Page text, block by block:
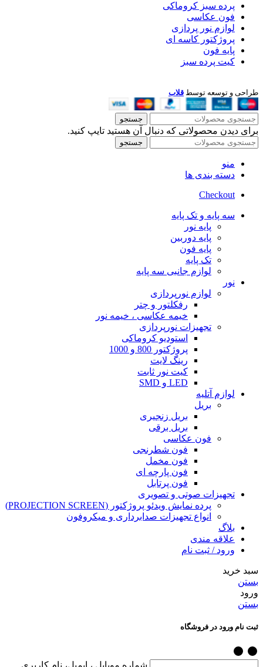
پرده سبز کروماکی
فون عکاسی
لوازم نور پردازی
پروژکتور کاسه ای
پایه فون
کیت پرده سبز
طراحی و توسعه توسط قلاب
جستجو
برای دیدن محصولاتی که دنبال آن هستید تایپ کنید.
جستجو
منو
دسته بندی ها
Checkout
سه پایه و تک پایه
پایه نور
پایه دوربین
پایه فون
تک پایه
لوازم جانبی سه پایه
نور
لوازم نورپردازی
رفکلتور و چتر
خیمه عکاسی ، خیمه نور
تجهیزات نورپردازی
استودیو کروماکی
پروژکتور 800 و 1000
رینگ لایت
کیت نور ثابت
LED و SMD
لوازم آتلیه
بریل
بریل زنجیری
بریل برقی
فون عکاسی
فون شطرنجی
فون مخمل
فون پارچه ای
فون پرتابل
تجهیزات صوتی و تصویری
پرده نمایش ویدئو پروژکتور (PROJECTION SCREEN)
انواع تجهیزات صدابرداری و میکروفون
بلاگ
علاقه مندی
ورود / ثبت نام
سبد خرید
بستن
ورود
بستن
ثبت نام ورود در فروشگاه
شماره موبایل ، ایمیل، نام کاربری...